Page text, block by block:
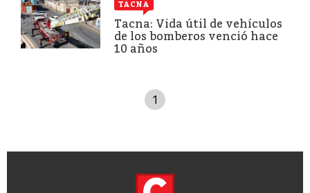
TACNA
Tacna: Vida útil de vehículos
de los bomberos venció hace
10 años
1